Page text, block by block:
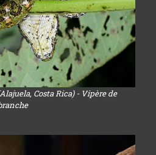
Costa Rica) - Vipère de